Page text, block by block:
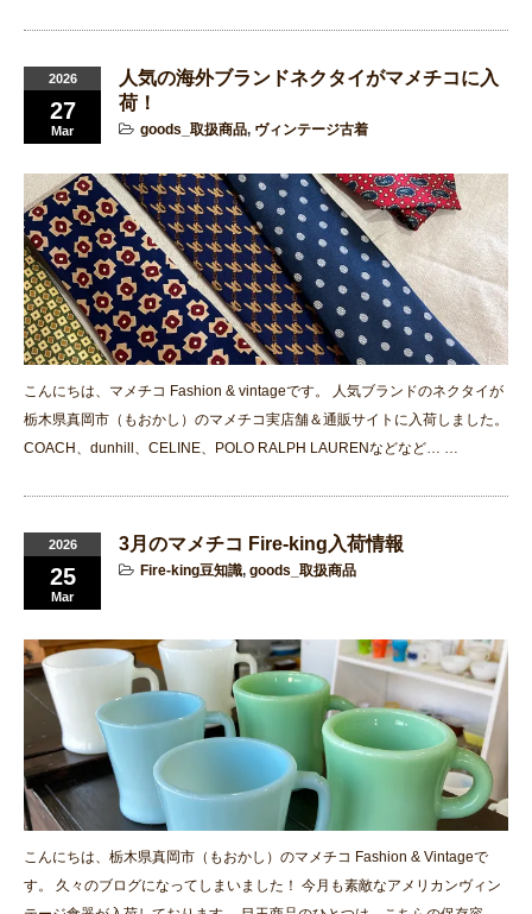
2026
27
Mar
人気の海外ブランドネクタイがマメチコに入
荷！
goods_取扱商品, ヴィンテージ古着
こんにちは、マメチコ Fashion & vintageです。 人気ブランドのネクタイが
栃木県真岡市（もおかし）のマメチコ実店舗＆通販サイトに入荷しました。
COACH、dunhill、CELINE、POLO RALPH LAURENなどなど… …
2026
25
Mar
3月のマメチコ Fire-king入荷情報
Fire-king豆知識, goods_取扱商品
こんにちは、栃木県真岡市（もおかし）のマメチコ Fashion & Vintageで
す。 久々のブログになってしまいました！ 今月も素敵なアメリカンヴィン